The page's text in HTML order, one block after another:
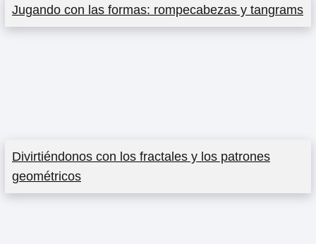
Jugando con las formas: rompecabezas y tangrams
Divirtiéndonos con los fractales y los patrones
geométricos